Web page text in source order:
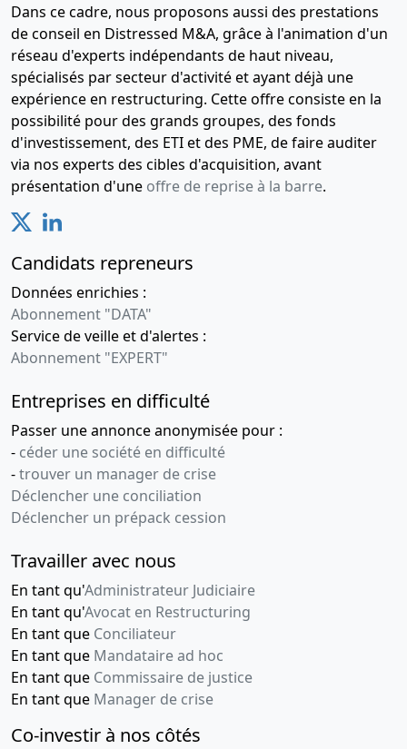
Dans ce cadre, nous proposons aussi des prestations
de conseil en Distressed M&A, grâce à l'animation d'un
réseau d'experts indépendants de haut niveau,
spécialisés par secteur d'activité et ayant déjà une
expérience en restructuring. Cette offre consiste en la
possibilité pour des grands groupes, des fonds
d'investissement, des ETI et des PME, de faire auditer
via nos experts des cibles d'acquisition, avant
présentation d'une offre de reprise à la barre.
Candidats repreneurs
Données enrichies :
Abonnement "DATA"
Service de veille et d'alertes :
Abonnement "EXPERT"
Entreprises en difficulté
Passer une annonce anonymisée pour :
- céder une société en difficulté
-trouver un manager de crise
Déclencher une conciliation
Déclencher un prépack cession
Travailler avec nous
En tant qu'Administrateur Judiciaire
En tant qu'Avocat en Restructuring
En tant que Conciliateur
En tant que Mandataire ad hoc
En tant que Commissaire de justice
En tant que Manager de crise
Co-investir à nos côtés